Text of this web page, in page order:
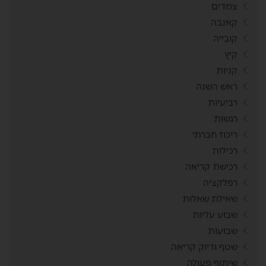
צמדים
קאנבה
קובייה
קיץ
קניות
ראש השנה
רביעיות
רגשות
ריכוז חברתי
רכילות
רכישת קריאה
רפלקציה
שאילת שאלות
שבוע עליות
שבועות
שטף ודיוק קריאה
שיתוף פעולה